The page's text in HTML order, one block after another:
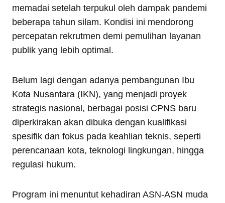
memadai setelah terpukul oleh dampak pandemi
beberapa tahun silam. Kondisi ini mendorong
percepatan rekrutmen demi pemulihan layanan
publik yang lebih optimal.
Belum lagi dengan adanya pembangunan Ibu
Kota Nusantara (IKN), yang menjadi proyek
strategis nasional, berbagai posisi CPNS baru
diperkirakan akan dibuka dengan kualifikasi
spesifik dan fokus pada keahlian teknis, seperti
perencanaan kota, teknologi lingkungan, hingga
regulasi hukum.
Program ini menuntut kehadiran ASN-ASN muda